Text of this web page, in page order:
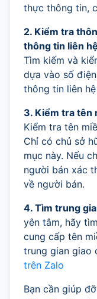
thực thông tin,
2. Kiểm tra
thông tin liên
Tìm kiếm và
dựa vào số
thông tin liên
3. Kiểm tra tên
Kiểm tra tên
Chỉ có chủ sở
mục này. Nếu
người bán xác
về người bán.
4. Tìm trung
yên tâm, hãy
cung cấp tên
trung gian giao
trên Zalo
Bạn cần giúp